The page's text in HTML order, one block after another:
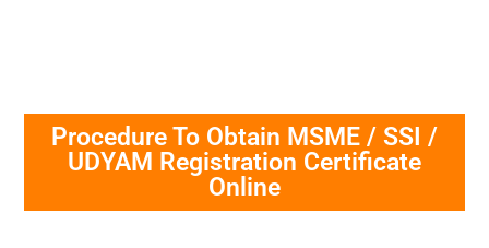
Procedure To Obtain MSME / SSI /
UDYAM Registration Certificate
Online